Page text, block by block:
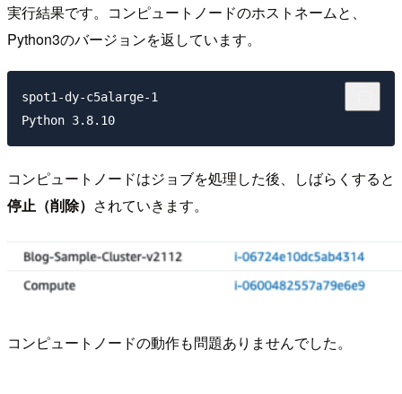
実行結果です。コンピュートノードのホストネームと、
Python3のバージョンを返しています。
spot1-dy-c5alarge-1
コンピュートノードはジョブを処理した後、しばらくすると
停止（削除） されていきます。
コンピュートノードの動作も問題ありませんでした。